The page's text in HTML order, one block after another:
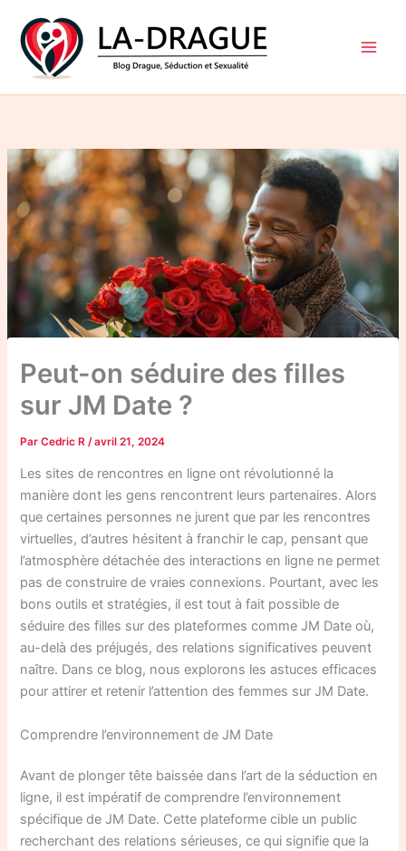
contenu
Peut-on séduire des filles
sur JM Date ?
ParCedric R /avril 21, 2024
Les sites de rencontres en ligne ont révolutionné la
manière dont les gens rencontrent leurs partenaires. Alors
que certaines personnes ne jurent que par les rencontres
virtuelles, d’autres hésitent à franchir le cap, pensant que
l’atmosphère détachée des interactions en ligne ne permet
pas de construire de vraies connexions. Pourtant, avec les
bons outils et stratégies, il est tout à fait possible de
séduire des filles sur des plateformes comme JM Date où,
au-delà des préjugés, des relations significatives peuvent
naître. Dans ce blog, nous explorons les astuces efficaces
pour attirer et retenir l’attention des femmes sur JM Date.
Comprendre l’environnement de JM Date
Avant de plonger tête baissée dans l’art de la séduction en
ligne, il est impératif de comprendre l’environnement
spécifique de JM Date. Cette plateforme cible un public
recherchant des relations sérieuses, ce qui signifie que la